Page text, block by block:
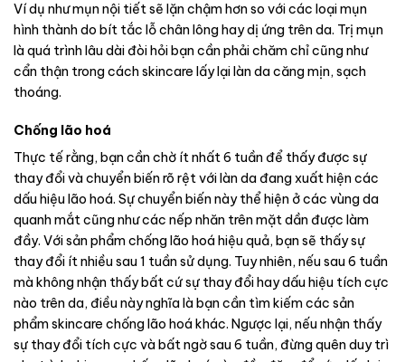
Ví dụ như mụn nội tiết sẽ lặn chậm hơn so với các loại mụn
hình thành do bít tắc lỗ chân lông hay dị ứng trên da. Trị mụn
là quá trình lâu dài đòi hỏi bạn cần phải chăm chỉ cũng như
cẩn thận trong cách skincare lấy lại làn da căng mịn, sạch
thoáng.
Chống lão hoá
Thực tế rằng, bạn cần chờ ít nhất 6 tuần để thấy được sự
thay đổi và chuyển biến rõ rệt với làn da đang xuất hiện các
dấu hiệu lão hoá. Sự chuyển biến này thể hiện ở các vùng da
quanh mắt cũng như các nếp nhăn trên mặt dần được làm
đầy. Với sản phẩm chống lão hoá hiệu quả, bạn sẽ thấy sự
thay đổi ít nhiều sau 1 tuần sử dụng. Tuy nhiên, nếu sau 6 tuần
mà không nhận thấy bất cứ sự thay đổi hay dấu hiệu tích cực
nào trên da, điều này nghĩa là bạn cần tìm kiếm các sản
phẩm skincare chống lão hoá khác. Ngược lại, nếu nhận thấy
sự thay đổi tích cực và bất ngờ sau 6 tuần, đừng quên duy trì